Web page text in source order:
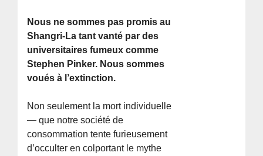
Nous ne sommes pas promis au
Shangri-La tant vanté par des
universitaires fumeux comme
Stephen Pinker. Nous sommes
voués à l’extinction.
Non seulement la mort individuelle
— que notre société de
consommation tente furieusement
d’occulter en colportant le mythe